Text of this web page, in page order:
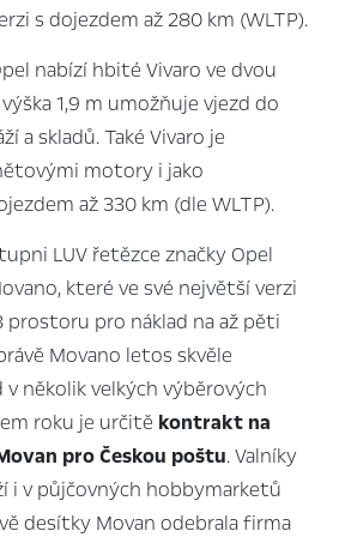
s dojezdem až 280 km (WLTP).
nabízí hbité Vivaro ve dvou
1,9 m umožňuje vjezd do
a skladů. Také Vivaro je
motory i jako
až 330 km (dle WLTP).
LUV řetězce značky Opel
které ve své největší verzi
prostoru pro náklad na až pěti
Movano letos skvěle
několik velkých výběrových
roku je určitě kontrakt na
pro Českou poštu. Valníky
i v půjčovných hobbymarketů
desítky Movan odebrala firma